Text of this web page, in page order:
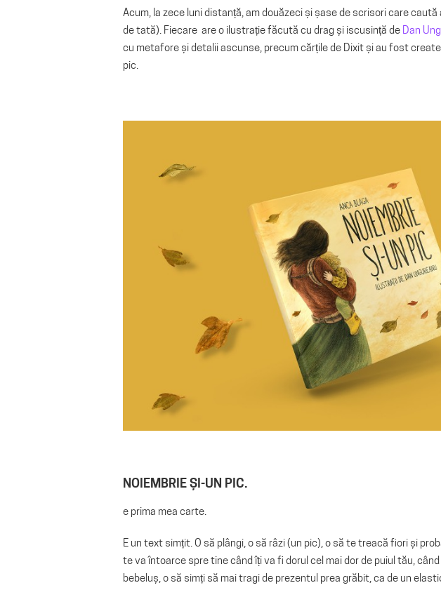
Acum, la zece luni distanță, am douăzeci și șase de scrisori care caută
de tată). Fiecare are o ilustrație făcută cu drag și iscusință de Dan
cu metafore și detalii ascunse, precum cărțile de Dixit și au fost
pic.
NOIEMBRIE ȘI-UN PIC.
e prima mea carte.
E un text simțit. O să plângi, o să râzi (un pic), o să te treacă fiori și
te va întoarce spre tine când îți va fi dorul cel mai dor de puiul tău,
bebeluș, o să simți să mai tragi de prezentul prea grăbit, ca de un